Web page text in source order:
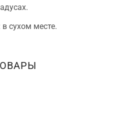
сухом месте.